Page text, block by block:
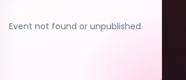
Event not found or unpublished.